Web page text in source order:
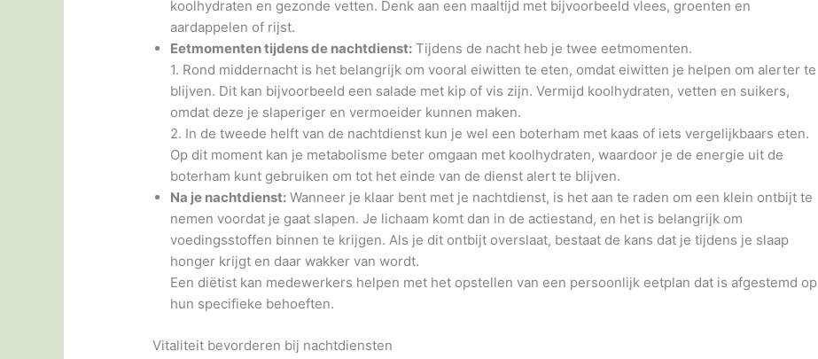
koolhydraten en gezonde vetten. Denk aan een maaltijd met bijvoorbeeld vlees, groenten en
aardappelen of rijst.
Eetmomenten tijdens de nachtdienst: Tijdens de nacht heb je twee eetmomenten.
1. Rond middernacht is het belangrijk om vooral eiwitten te eten, omdat eiwitten je helpen om alerter te
blijven. Dit kan bijvoorbeeld een salade met kip of vis zijn. Vermijd koolhydraten, vetten en suikers,
omdat deze je slaperiger en vermoeider kunnen maken.
2. In de tweede helft van de nachtdienst kun je wel een boterham met kaas of iets vergelijkbaars eten.
Op dit moment kan je metabolisme beter omgaan met koolhydraten, waardoor je de energie uit de
boterham kunt gebruiken om tot het einde van de dienst alert te blijven.
Na je nachtdienst: Wanneer je klaar bent met je nachtdienst, is het aan te raden om een klein ontbijt te
nemen voordat je gaat slapen. Je lichaam komt dan in de actiestand, en het is belangrijk om
voedingsstoffen binnen te krijgen. Als je dit ontbijt overslaat, bestaat de kans dat je tijdens je slaap
honger krijgt en daar wakker van wordt.
Een diëtist kan medewerkers helpen met het opstellen van een persoonlijk eetplan dat is afgestemd op
hun specifieke behoeften.
Vitaliteit bevorderen bij nachtdiensten